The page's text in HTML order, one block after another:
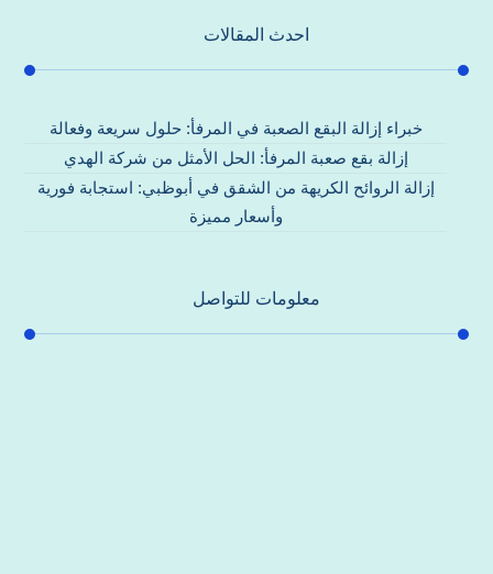
احدث المقالات
خبراء إزالة البقع الصعبة في المرفأ: حلول سريعة وفعالة
إزالة بقع صعبة المرفأ: الحل الأمثل من شركة الهدي
إزالة الروائح الكريهة من الشقق في أبوظبي: استجابة فورية
وأسعار مميزة
معلومات للتواصل